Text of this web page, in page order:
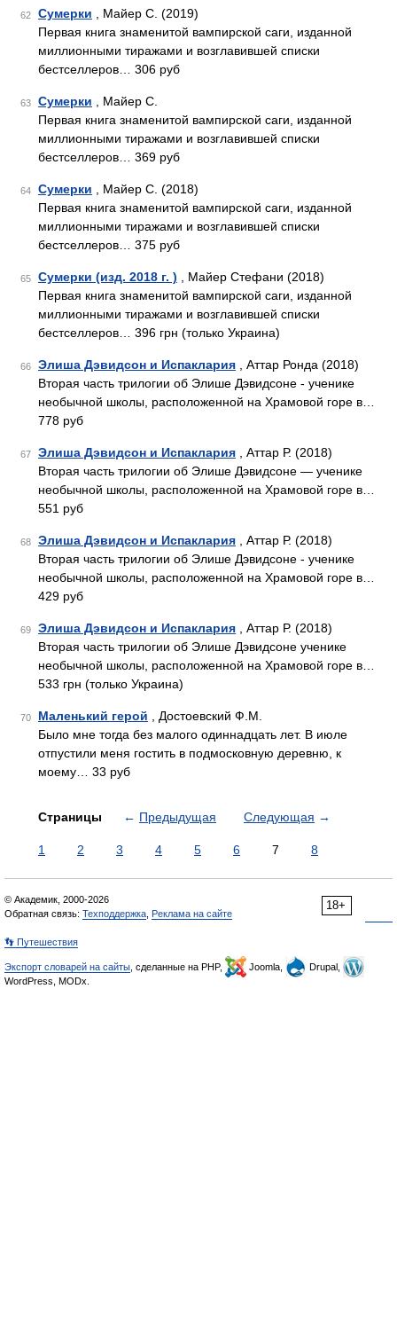
62 Сумерки , Майер С. (2019)
Первая книга знаменитой вампирской саги, изданной
миллионными тиражами и возглавившей списки
бестселлеров… 306 руб
63 Сумерки , Майер С.
Первая книга знаменитой вампирской саги, изданной
миллионными тиражами и возглавившей списки
бестселлеров… 369 руб
64 Сумерки , Майер С. (2018)
Первая книга знаменитой вампирской саги, изданной
миллионными тиражами и возглавившей списки
бестселлеров… 375 руб
65 Сумерки (изд. 2018 г. ) , Майер Стефани (2018)
Первая книга знаменитой вампирской саги, изданной
миллионными тиражами и возглавившей списки
бестселлеров… 396 грн (только Украина)
66 Элиша Дэвидсон и Испаклария , Аттар Ронда (2018)
Вторая часть трилогии об Элише Дэвидсоне - ученике
необычной школы, расположенной на Храмовой горе в…
778 руб
67 Элиша Дэвидсон и Испаклария , Аттар Р. (2018)
Вторая часть трилогии об Элише Дэвидсоне — ученике
необычной школы, расположенной на Храмовой горе в…
551 руб
68 Элиша Дэвидсон и Испаклария , Аттар Р. (2018)
Вторая часть трилогии об Элише Дэвидсоне - ученике
необычной школы, расположенной на Храмовой горе в…
429 руб
69 Элиша Дэвидсон и Испаклария , Аттар Р. (2018)
Вторая часть трилогии об Элише Дэвидсоне ученике
необычной школы, расположенной на Храмовой горе в…
533 грн (только Украина)
70 Маленький герой , Достоевский Ф.М.
Было мне тогда без малого одиннадцать лет. В июле
отпустили меня гостить в подмосковную деревню, к
моему… 33 руб
Страницы ← Предыдущая Следующая →
1 2 3 4 5 6 7 8
18+
© Академик, 2000-2026
Обратная связь: Техподдержка Реклама на сайте
👣 Путешествия
Экспорт словарей на сайты , сделанные на PHP, Joomla,
Drupal,
WordPress, MODx.